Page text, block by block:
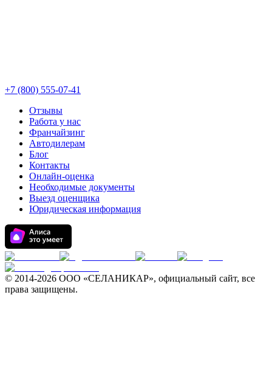
+7 (800) 555-07-41
Отзывы
Работа у нас
Франчайзинг
Автодилерам
Блог
Контакты
Онлайн-оценка
Необходимые документы
Выезд оценщика
Юридическая информация
© 2014-2026 ООО «СЕЛАНИКАР», официальный сайт, все
права защищены.